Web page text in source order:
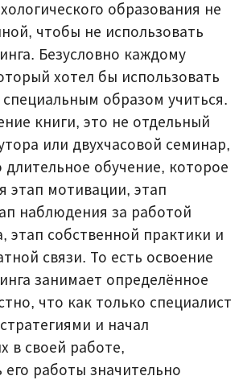
образования не
чтобы не использовать
Безусловно каждому
хотел бы использовать
образом учиться.
книги, это не отдельный
или двухчасовой семинар,
длительное обучение, которое
этап мотивации, этап
наблюдения за работой
этап собственной практики и
связи. То есть освоение
занимает определённое
что как только специалист
и начал
в своей работе,
работы значительно